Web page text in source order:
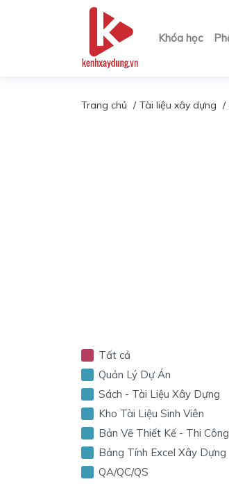
Khóa học
Trang chủ Tài liệu xây dựng
Tất cả
Quản Lý Dự Án
Sách - Tài Liệu Xây Dựng
Kho Tài Liệu Sinh Viên
Bản Vẽ Thiết Kế - Thi Công
Bảng Tính Excel Xây Dựng
QA/QC/QS